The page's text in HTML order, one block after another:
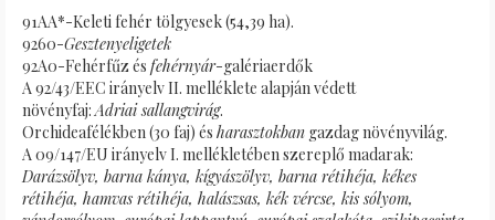
91AA*-Keleti fehér tölgyesek (54,39 ha).
9260-Gesztenyeligetek
92A0-Fehérfűz és fehérnyár-galériaerdők
A 92/43/EEC irányelv II. melléklete alapján védett
növényfaj: Adriai sallangvirág.
Orchideafélékben (30 faj) és harasztokban gazdag növényvilág.
A 09/147/EU irányelv I. mellékletében szereplő madarak:
Darázsölyv, barna kánya, kígyászölyv, barna rétihéja, kékes
rétihéja, hamvas rétihéja, halászsas, kék vércse, kis sólyom,